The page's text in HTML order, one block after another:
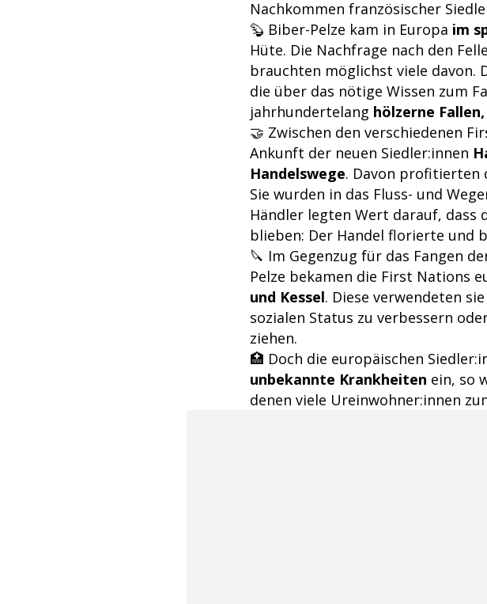
Nachkommen französischer
🦫 Biber-Pelze kam in Europa im
Hüte. Die Nachfrage nach den
brauchten möglichst viele davon.
die über das nötige Wissen zum
jahrhundertelang hölzerne
🤝 Zwischen den verschiedenen
Ankunft der neuen Siedler:innen
Handelswege. Davon profitierten
Sie wurden in das Fluss- und
Händler legten Wert darauf, dass
blieben: Der Handel florierte und
🔪 Im Gegenzug für das Fangen
Pelze bekamen die First Nations
und Kessel. Diese verwendeten
sozialen Status zu verbessern
ziehen.
🏥 Doch die europäischen
unbekannte Krankheiten ein, so
denen viele Ureinwohner:innen